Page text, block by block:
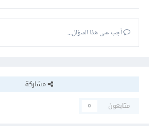
أجب على هذا السؤال...
مشاركة
متابعون
0